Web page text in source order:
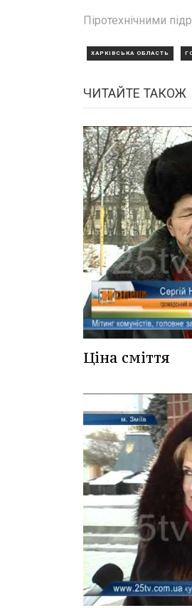
Піротехнічними
ХАРКІВСЬКА ОБЛАСТЬ
ЧИТАЙТЕ ТАКОЖ
Ціна сміття